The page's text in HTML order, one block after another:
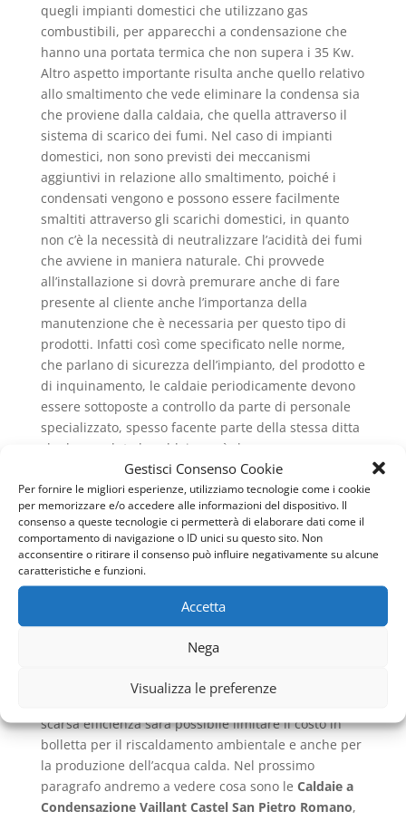
Gestisci Consenso Cookie
Per fornire le migliori esperienze, utilizziamo tecnologie come i cookie
per memorizzare e/o accedere alle informazioni del dispositivo. Il
consenso a queste tecnologie ci permetterà di elaborare dati come il
comportamento di navigazione o ID unici su questo sito. Non
acconsentire o ritirare il consenso può influire negativamente su alcune
caratteristiche e funzioni.
Accetta
Nega
Visualizza le preferenze
quegli impianti domestici che utilizzano gas
combustibili, per apparecchi a condensazione che
hanno una portata termica che non supera i 35 Kw.
Altro aspetto importante risulta anche quello relativo
allo smaltimento che vede eliminare la condensa sia
che proviene dalla caldaia, che quella attraverso il
sistema di scarico dei fumi. Nel caso di impianti
domestici, non sono previsti dei meccanismi
aggiuntivi in relazione allo smaltimento, poiché i
condensati vengono e possono essere facilmente
smaltiti attraverso gli scarichi domestici, in quanto
non c’è la necessità di neutralizzare l’acidità dei fumi
che avviene in maniera naturale. Chi provvede
all’installazione si dovrà premurare anche di fare
presente al cliente anche l’importanza della
manutenzione che è necessaria per questo tipo di
prodotti. Infatti così come specificato nelle norme,
che parlano di sicurezza dell’impianto, del prodotto e
di inquinamento, le caldaie periodicamente devono
essere sottoposte a controllo da parte di personale
specializzato, spesso facente parte della stessa ditta
che ha venduto la caldaia, così che possa essere
controllata la combustione, la qualità dei fumi di
scarico e in generale l’impianto di riscaldamento. Un
impianto funzionante sarà sicuro e non metterà in
pericolo chi abiti nell’ambiente domestico.
Una caldaia che abbia delle perdite e che sia poco
efficiente sarà davvero pericolosa e potrebbe
arrecare danni alla salute. Inoltre, un impianto che
sia a norma inquinerà molto meno rispetto ad uno
che non sia mai stato oggetto di manutenzione.
Infatti, non avendo sprechi e non dovendo alzare
scarsa efficienza sarà possibile limitare il costo in
bolletta per il riscaldamento ambientale e anche per
la produzione dell’acqua calda. Nel prossimo
paragrafo andremo a vedere cosa sono le Caldaie a
Condensazione Vaillant Castel San Pietro Romano,